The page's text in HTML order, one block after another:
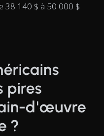
38 140 $ à 50 000 $
pires
d'œuvre
?